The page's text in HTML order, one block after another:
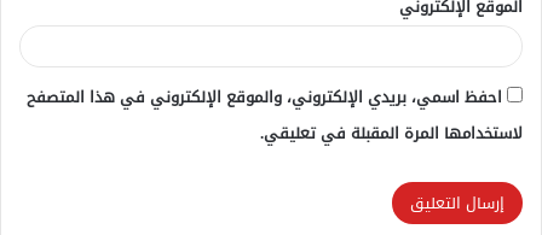
الموقع الإلكتروني
احفظ اسمي، بريدي الإلكتروني، والموقع الإلكتروني في هذا المتصفح
لاستخدامها المرة المقبلة في تعليقي.